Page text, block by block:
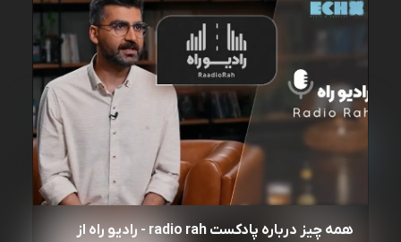
همه چیز درباره پادکست radio rah - رادیو راه از